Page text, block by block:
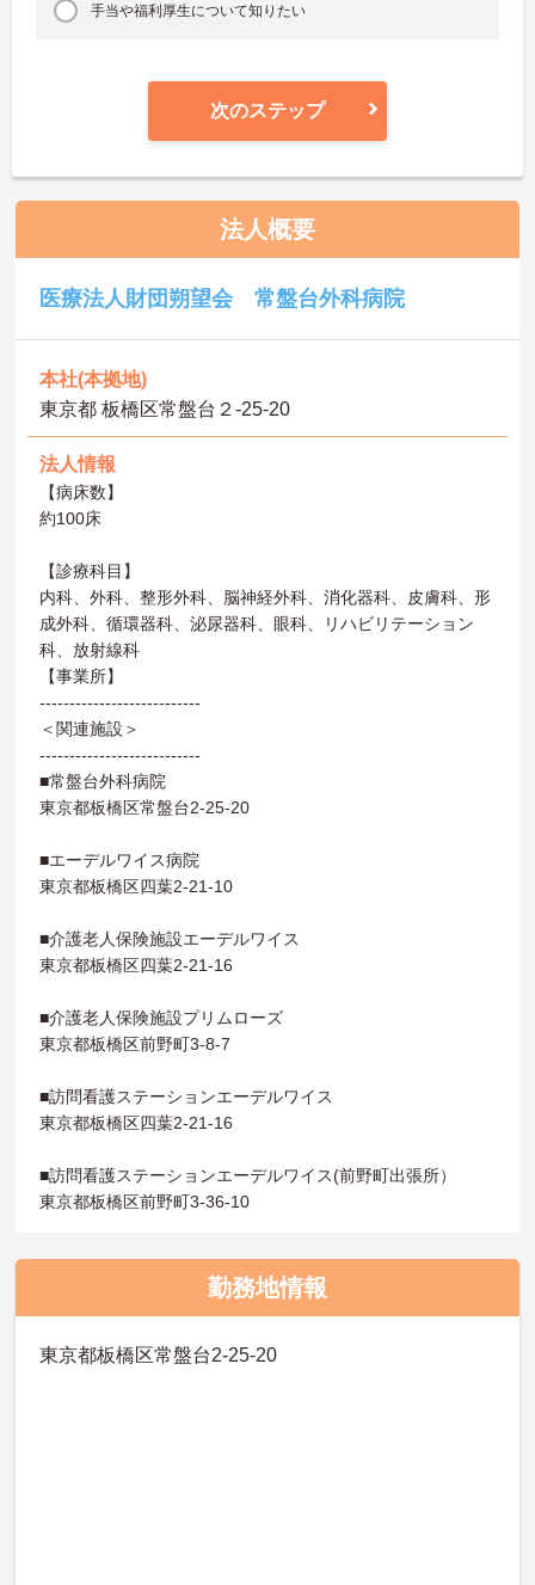
手当や福利厚生について知りたい
次のステップ
法人概要
医療法人財団朔望会 常盤台外科病院
本社(本拠地)
東京都 板橋区常盤台２-25-20
法人情報
【病床数】
約100床
【診療科目】
内科、外科、整形外科、脳神経外科、消化器科、皮膚科、形
成外科、循環器科、泌尿器科、眼科、リハビリテーション
科、放射線科
【事業所】
---------------------------
＜関連施設＞
---------------------------
■常盤台外科病院
東京都板橋区常盤台2-25-20
■エーデルワイス病院
東京都板橋区四葉2-21-10
■介護老人保険施設エーデルワイス
東京都板橋区四葉2-21-16
■介護老人保険施設プリムローズ
東京都板橋区前野町3-8-7
■訪問看護ステーションエーデルワイス
東京都板橋区四葉2-21-16
■訪問看護ステーションエーデルワイス(前野町出張所）
東京都板橋区前野町3-36-10
勤務地情報
東京都板橋区常盤台2-25-20